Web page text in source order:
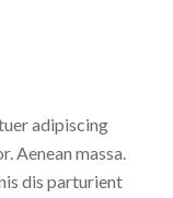
adipiscing
Aenean massa.
dis parturient